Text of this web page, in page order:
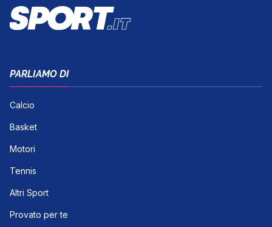
PARLIAMO DI
Calcio
Basket
Motori
Tennis
Altri Sport
Provato per te